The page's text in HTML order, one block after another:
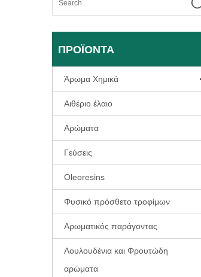
ΠΡΟΪΌΝΤΑ
Άρωμα Χημικά
Αιθέριο έλαιο
Αρώματα
Γεύσεις
Oleoresins
Φυσικό πρόσθετο τροφίμων
Αρωματικός παράγοντας
Λουλουδένια και Φρουτώδη
αρώματα